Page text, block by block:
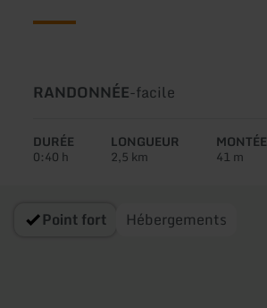
Type
circuit:
RANDONNÉE-Difficulté:
facile
DURÉE
0:40 h
LONGUEUR
2,5 km
MONTÉE
41 m
Point fort Hébergements